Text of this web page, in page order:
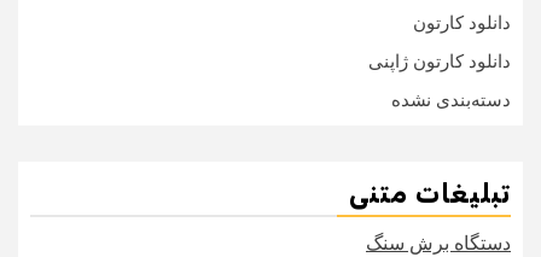
دانلود کارتون
دانلود کارتون ژاپنی
دسته‌بندی نشده
تبلیغات متنی
دستگاه برش سنگ